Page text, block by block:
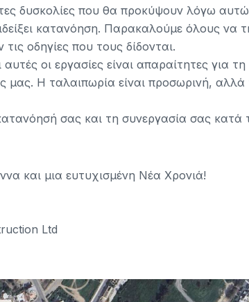
δυσκολίες που θα προκύψουν λόγω
κατανόηση. Παρακαλούμε όλους να
οδηγίες που τους δίδονται.
οι εργασίες είναι απαραίτητες για
μας. Η ταλαιπωρία είναι προσωρινή, αλλά
σας και τη συνεργασία σας κατά
και μια ευτυχισμένη Νέα Χρονιά!
Ltd